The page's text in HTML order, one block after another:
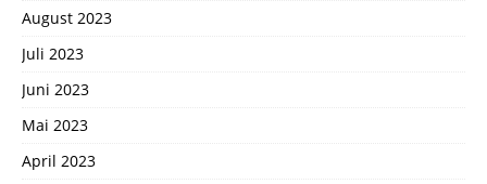
August 2023
Juli 2023
Juni 2023
Mai 2023
April 2023